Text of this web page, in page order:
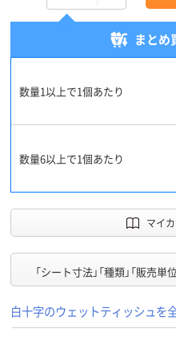
まとめ
数量1以上で1個あたり
数量6以上で1個あたり
マイ
「シート寸法」「種類」「販売単
白十字のウェットティッシュを